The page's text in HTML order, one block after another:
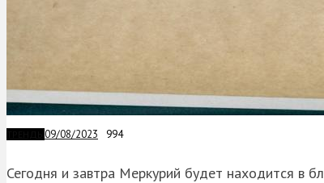
09/08/2023 994
Сегодня и завтра Меркурий будет находится в